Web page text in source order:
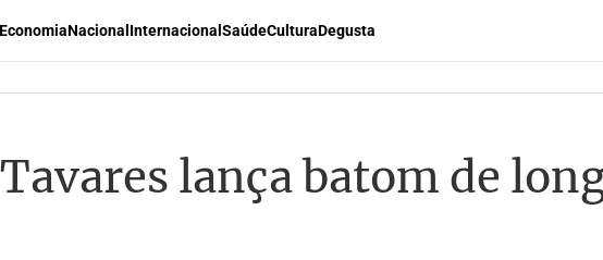
EconomiaNacional Internacional SaúdeCulturaDegusta
lança batom de